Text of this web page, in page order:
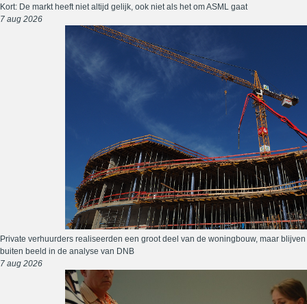
Kort: De markt heeft niet altijd gelijk, ook niet als het om ASML gaat
7 aug 2026
Private verhuurders realiseerden een groot deel van de woningbouw, maar blijven
buiten beeld in de analyse van DNB
7 aug 2026